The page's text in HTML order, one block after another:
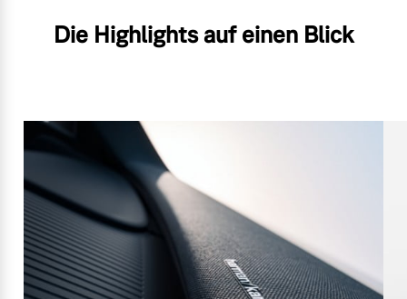
Die Highlights auf einen Blick